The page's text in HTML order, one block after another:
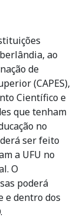
ao
de
(CAPES),
Científico e
que tenham
no
ser feito
a UFU no
O
poderá
e dentro dos